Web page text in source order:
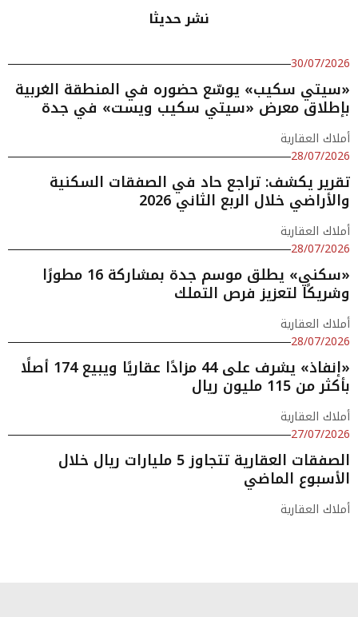
نشر حديثا
30/07/2026
«سيتي سكيب» يوسّع حضوره في المنطقة الغربية
بإطلاق معرض «سيتي سكيب ويست» في جدة
أملاك العقارية
28/07/2026
تقرير يكشف: تراجع حاد في الصفقات السكنية
والأراضي خلال الربع الثاني 2026
أملاك العقارية
28/07/2026
«سكني» يطلق موسم جدة بمشاركة 16 مطورًا
وشريكًا لتعزيز فرص التملك
أملاك العقارية
28/07/2026
«إنفاذ» يشرف على 44 مزادًا عقاريًا ويبيع 174 أصلًا
بأكثر من 115 مليون ريال
أملاك العقارية
27/07/2026
الصفقات العقارية تتجاوز 5 مليارات ريال خلال
الأسبوع الماضي
أملاك العقارية